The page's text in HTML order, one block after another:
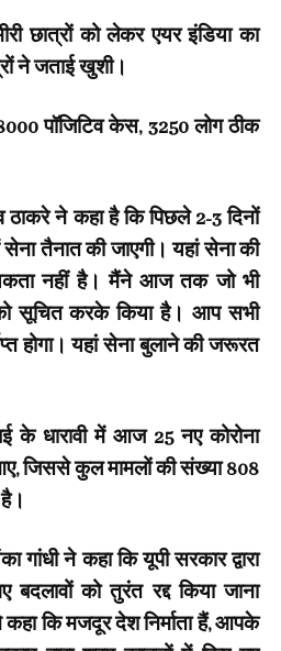
छात्रों को लेकर एयर इंडिया का
ने जताई खुशी।
पॉजिटिव केस, 3250 लोग ठीक
ठाकरे ने कहा है कि पिछले 2-3 दिनों
तैनात की जाएगी। यहां सेना की
नहीं है। मैंने आज तक जो भी
को सूचित करके किया है। आप सभी
होगा। यहां सेना बुलाने की जरूरत
के धारावी में आज 25 नए कोरोना
जिससे कुल मामलों की संख्या 808
गांधी ने कहा कि यूपी सरकार द्वारा
को तुरंत रद्द किया जाना
कहा कि मजदूर देश निर्माता हैं, आपके